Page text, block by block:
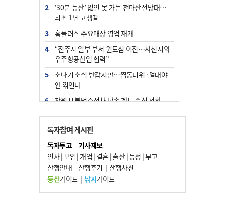
2
‘30분 등산’ 없인 못 가는 천마산전망대…
최소 1년 고생길
3
홈플러스 주요매장 영업 재개
4
“진주시 일부 부서 원도심 이전…사천시와
우주항공산업 협력”
5
소나기 소식 반갑지만…찜통더위·열대야
안 꺾인다
6
창원시 불법주정차 단속 계도 중심 전환
7
엘시티 ‘사무장병원’ 일당 기소…명의 빌려
준 의사는 구속
8
인신매매 탈출하다 다친 외국인, 치료비 폭
탄까지 맞을뻔
9
[와이라노]‘공공기관 지방이전’ 효과 있었
나 살펴보니
10 신고 없이 홍보·모집…민간임대조합 피해
독자참여 게시판
독자투고| 기사제보
인사|모임 | 개업 | 결혼|출산|동정 |부고
산행안내 | 산행후기 | 산행사진
등산가이드| 낚시가이드